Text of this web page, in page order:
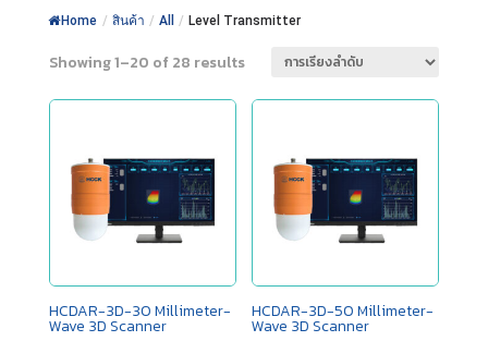
Home / สินค้า / All / Level Transmitter
Showing 1–20 of 28 results
HCDAR-3D-30 Millimeter-
Wave 3D Scanner
HCDAR-3D-50 Millimeter-
Wave 3D Scanner